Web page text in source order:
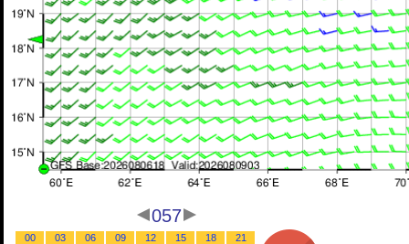
057
00 03 06 09 12 15 18
21